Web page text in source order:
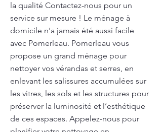
la qualité Contactez-nous pour un
service sur mesure ! Le ménage à
domicile n'a jamais été aussi facile
avec Pomerleau. Pomerleau vous
propose un grand ménage pour
nettoyer vos vérandas et serres, en
enlevant les salissures accumulées sur
les vitres, les sols et les structures pour
préserver la luminosité et l’esthétique
de ces espaces. Appelez-nous pour